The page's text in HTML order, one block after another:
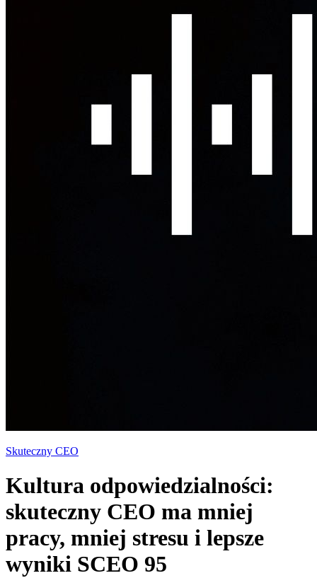
Skuteczny CEO
Kultura odpowiedzialności:
skuteczny CEO ma mniej
pracy, mniej stresu i lepsze
wyniki SCEO 95